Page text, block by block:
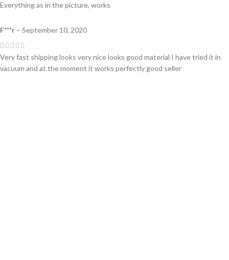
Everything as in the picture, works
F***r – September 10, 2020
Very fast shipping looks very nice looks good material I have tried it in
vacuum and at the moment it works perfectly good seller